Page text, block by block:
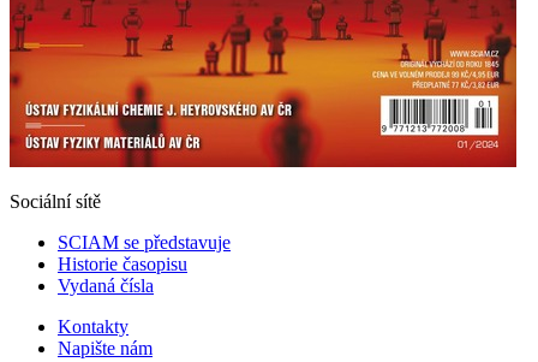
Sociální sítě
SCIAM se představuje
Historie časopisu
Vydaná čísla
Kontakty
Napište nám